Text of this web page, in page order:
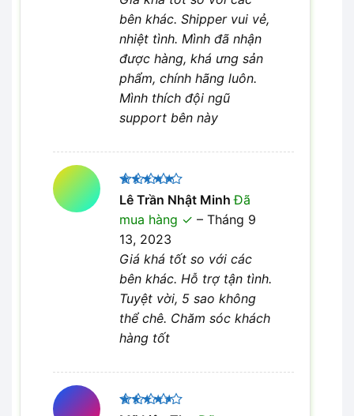
bên khác. Shipper vui vẻ,
nhiệt tình. Mình đã nhận
được hàng, khá ưng sản
phẩm, chính hãng luôn.
Mình thích đội ngũ
support bên này
Được xếp
hạng 5
sao
Lê Trần Nhật MinhĐã
mua hàng
– Tháng 9
13, 2023
Giá khá tốt so với các
bên khác. Hỗ trợ tận tình.
Tuyệt vời, 5 sao không
thể chê. Chăm sóc khách
hàng tốt